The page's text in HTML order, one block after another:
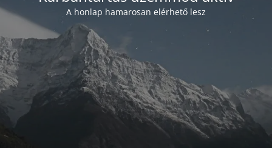
A honlap hamarosan elérhető lesz